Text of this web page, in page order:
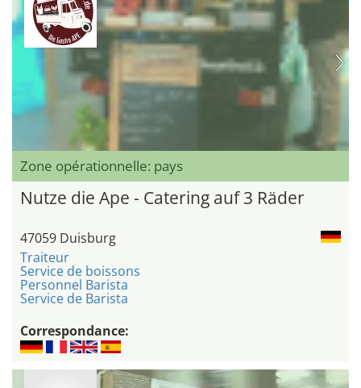
Zone opérationnelle: pays
Nutze die Ape - Catering auf 3 Räder
47059 Duisburg
Traiteur
Service de boissons
Personnel Barista
Service de Barista
Correspondance: